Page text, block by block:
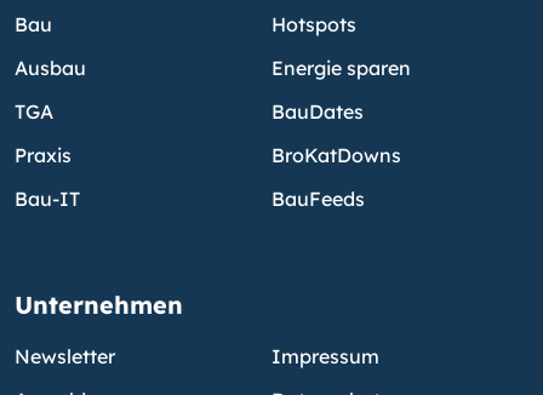
Bau
Ausbau
TGA
Praxis
Bau-IT
Hotspots
Energie sparen
BauDates
BroKatDowns
BauFeeds
Unternehmen
Newsletter
Impressum